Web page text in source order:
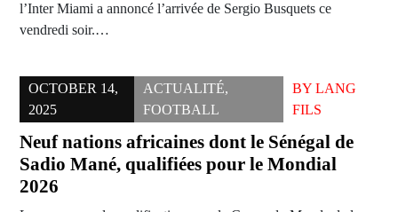
l’Inter Miami a annoncé l’arrivée de Sergio Busquets ce
vendredi soir.…
OCTOBER 14,
2025
ACTUALITÉ,
FOOTBALL
BYLANG
FILS
Neuf nations africaines dont le Sénégal de
Sadio Mané, qualifiées pour le Mondial
2026